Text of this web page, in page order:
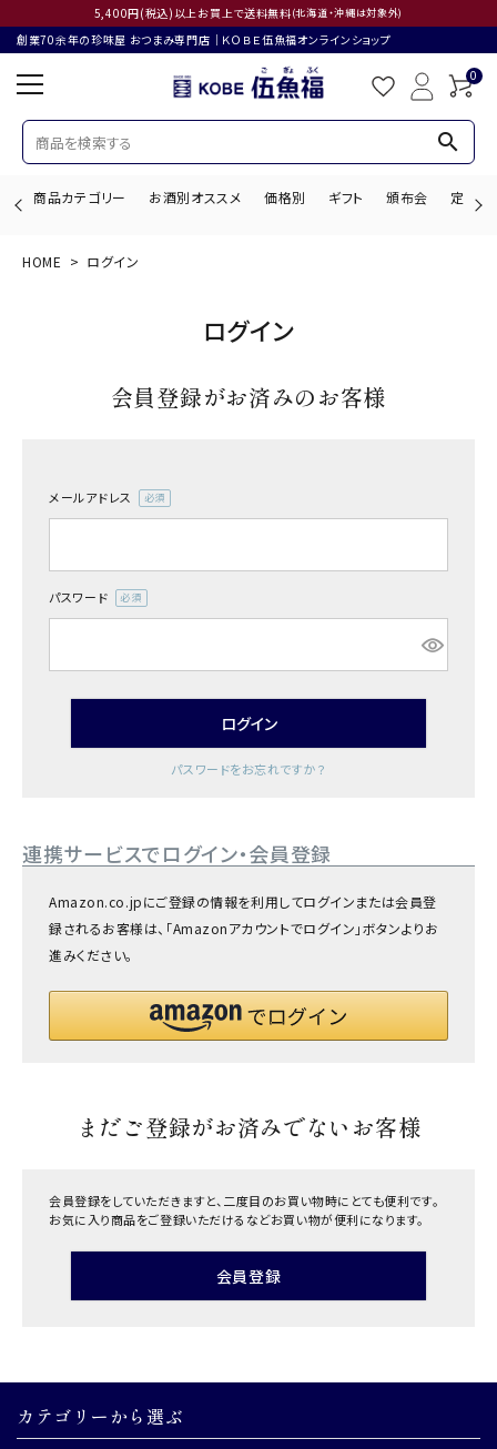
5,400円(税込)以上お買上で送料無料(北海道・沖縄は対象外)
創業70余年の珍味屋 おつまみ専門店│ＫＯＢＥ伍魚福オンラインショップ
0
search
商品カテゴリー お酒別オススメ 価格別 ギフト 頒布会 定期購
ようこそ ゲスト 様
商品カテゴリー
お酒別オススメ
HOME ログイン
ログイン
会員登録がお済みのお客様
メールアドレス
(必
パスワード
(必
ログイン
パスワードをお忘れですか？
連携サービスでログイン・会員登録
Amazon.co.jpにご登録の情報を利用してログインまたは会員登
録されるお客様は、「Amazonアカウントでログイン」ボタンよりお
進みください。
まだご登録がお済みでないお客様
会員登録をしていただきますと、二度目のお買い物時にとても便利です。
お気に入り商品をご登録いただけるなどお買い物が便利になります。
会員登録
カテゴリーから選ぶ